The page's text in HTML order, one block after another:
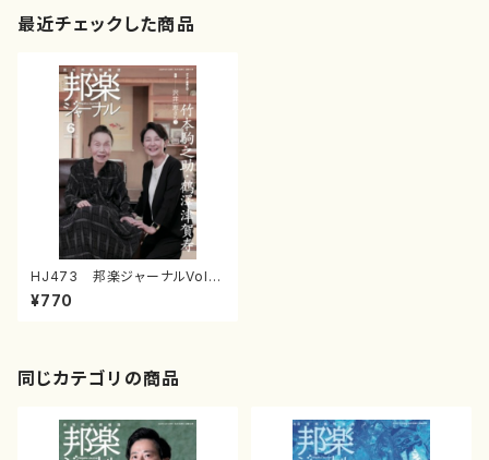
最近チェックした商品
HJ473 邦楽ジャーナルVol.4
73（26年6月号）(雑誌）
¥770
同じカテゴリの商品